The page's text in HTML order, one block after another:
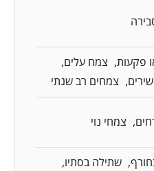
פקעות
צמח עלים
צמחים רב שנתי
צמחי נוי
שתילה בסתיו